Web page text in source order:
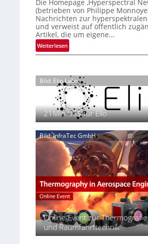
l
l
e
o
n
N
i
g
h
0
2
e
i
l
i
g
t
c
h
n
S
r
e
a
c
s
S
e
r
i
e
P
s
t
ä
r
k
r
ä
e
n
i
n
E
M
E
A
-
R
e
g
i
Die Homepage ‚Hyperspectral
(betrieben von Philippe
Nachrichten zur
und verweist auf öffentlich
Artikel, die um eigene…
Weiterlesen:
H
m
e
p
a
g
e
‚
H
y
p
e
r
s
p
e
c
t
r
Bild: Elio Labs.
21Mio.US$ für Elio
Bild: InfraTec GmbH
Online-Event zur
und Raumfahrttechnik